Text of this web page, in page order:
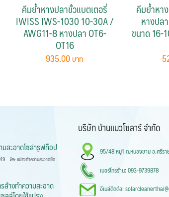
คีมย้ำหางปลาขั้วแบตเตอรี่
IWISS IWS-1030 10-30A /
AWG11-8 หางปลา OT6-
OT16
935.00
คีมย้ำหา
หางปล
ขนาด 16-
มสะอาดโซล่ารูฟท็อป
แปรงทำความสะอาดยืด
ล้างทำความสะอาด
บริษัท บ้านแมวโซลาร์ จำกัด
95/48 หมู่1 ต.หนองขาม อ.ศรีร
เบอร์โทรร้าน: 093-9739878
อีเมล์ติดต่อ: